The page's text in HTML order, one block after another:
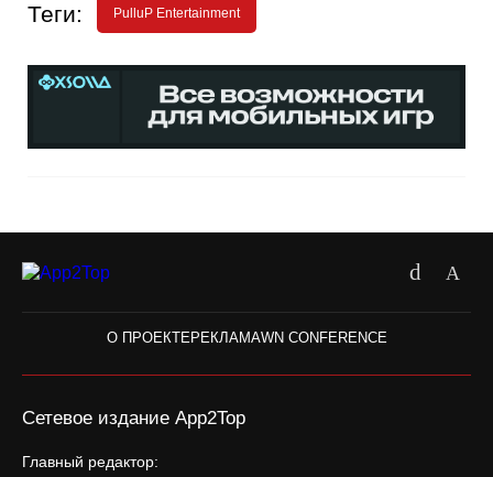
Теги: PulluP Entertainment
О ПРОЕКТЕРЕКЛАМАWN CONFERENCE
Сетевое издание App2Top
Главный редактор: